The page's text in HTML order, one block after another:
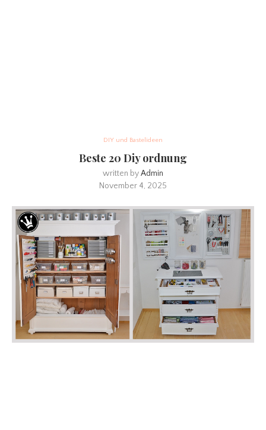
DIY und Bastelideen
Beste 20 Diy ordnung
written byAdmin
November 4, 2025